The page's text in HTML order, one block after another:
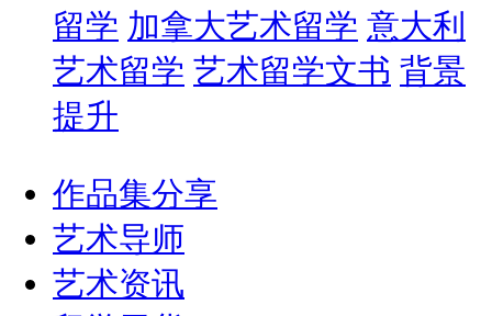
留学 加拿大艺术留学 意大利
艺术留学 艺术留学文书 背景
提升
作品集分享
艺术导师
艺术资讯